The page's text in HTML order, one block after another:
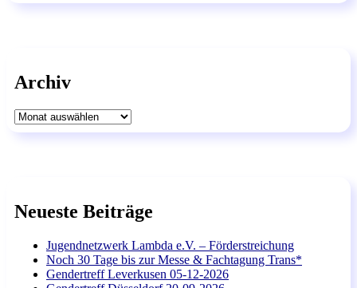
Archiv
Archiv
Neueste Beiträge
Jugendnetzwerk Lambda e.V. – Förderstreichung
Noch 30 Tage bis zur Messe & Fachtagung Trans*
Gendertreff Leverkusen 05-12-2026